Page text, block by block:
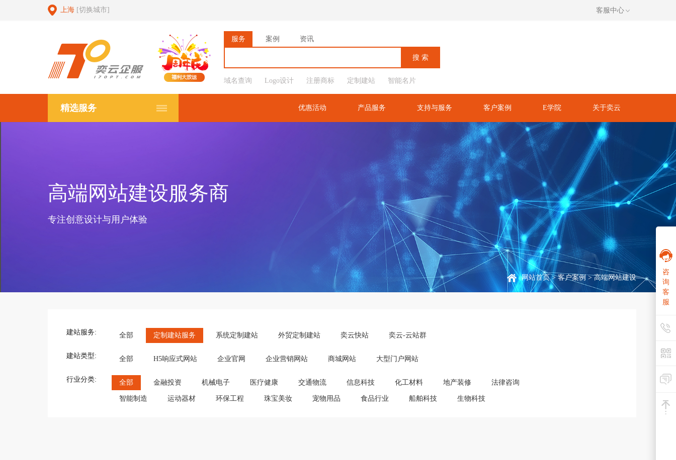
上海 [切换城市] 客服中心
服务 案例 资讯
域名查询 Logo设计 注册商标 定制建站 智能名片
精选服务 优惠活动 产品服务 支持与服务 客户案例 E学院 关于奕云
高端网站建设服务商
专注创意设计与用户体验
网站首页>客户案例> 高端网站建设
建站服务: 全部 定制建站服务 系统定制建站 外贸定制建站 奕云快站 奕云-云站群
建站类型: 全部 H5响应式网站 企业官网 企业营销网站 商城网站 大型门户网站
行业分类: 全部 金融投资 机械电子 医疗健康 交通物流 信息科技 化工材料 地产装修 法律咨询
智能制造 运动器材 环保工程 珠宝美妆 宠物用品 食品行业 船舶科技 生物科技
咨
询
客
服